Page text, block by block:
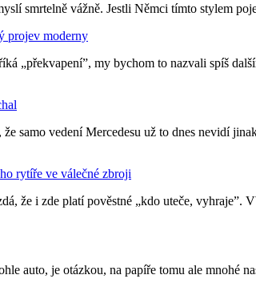
smrtelně vážně. Jestli Němci tímto stylem
projev moderny
„překvapení”, my bychom to nazvali spíš
samo vedení Mercedesu už to dnes nevidí
rytíře ve válečné zbroji
že i zde platí pověstné „kdo uteče, vyhraje”.
auto, je otázkou, na papíře tomu ale mnohé